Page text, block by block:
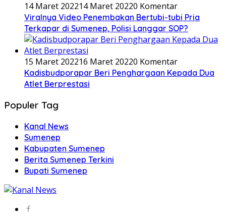
14 Maret 202214 Maret 20220 Komentar
Viralnya Video Penembakan Bertubi-tubi Pria
Terkapar di Sumenep, Polisi Langgar SOP?
15 Maret 202216 Maret 20220 Komentar
Kadisbudporapar Beri Penghargaan Kepada Dua
Atlet Berprestasi
Populer Tag
Kanal News
Sumenep
Kabupaten Sumenep
Berita Sumenep Terkini
Bupati Sumenep